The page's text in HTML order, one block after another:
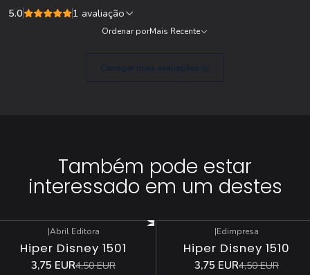
5.0 1 avaliação
Ordenar porMais Recente
Carregar mais avaliações
Também pode estar
interessado em um destes
DESCONTO
Esgotado
|Abril Editora
Hiper Disney 1501
3,75 EUR4,50 EUR
DESCONTO
Esgotado
|Edimpresa
Hiper Disney 1510
3,75 EUR4,50 EUR